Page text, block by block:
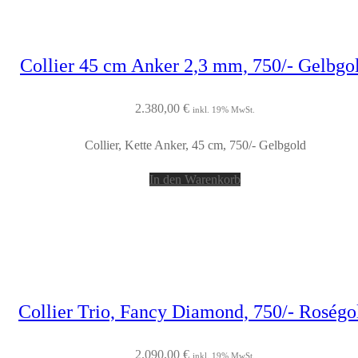
Collier 45 cm Anker 2,3 mm, 750/-
2.380,00 € inkl. 19% MwSt.
Collier, Kette Anker, 45 cm, 750/- Gelbgold
In den Warenkorb
Collier Trio, Fancy Diamond, 750/-
2.090,00 € inkl. 19% MwSt.